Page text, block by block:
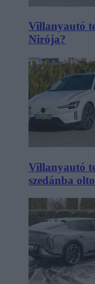
Villanyautó
Nirója?
Villanyautó
szedánba